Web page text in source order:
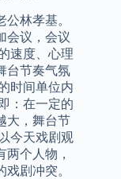
林孝基。
会议，会议
速度、心理
台节奏气氛
时间单位内
：在一定的
大，舞台节
今天戏剧观
个人物，
剧冲突。